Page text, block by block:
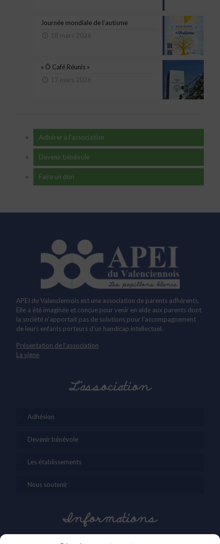
Journée mondiale de l’autisme
18 mars 2026
« Ô Café Réunis »
17 mars 2026
Adhérer à l’association
Devenir bénévole
Faire un don
APEI du Valenciennois est une association de parents adhérents.
Elle a été imaginée et conçue pour venir en aide aux parents dont
la société n’apportait pas de solutions pour l’accompagnement
de leurs enfants porteurs d’un handicap intellectuel.
Présentation de l’association
La vigne
L’association
Adhésion
Devenir bénévole
Les établissements
Nous soutenir
Informations